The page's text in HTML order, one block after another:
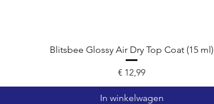
Blitsbee Glossy Air Dry Top Coat (15 ml)
Prijs
€ 12,99
In winkelwagen